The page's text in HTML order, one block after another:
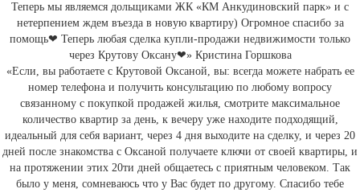
Теперь мы являемся дольщиками ЖК «КМ Анкудиновский парк» и с
нетерпением ждем въезда в новую квартиру) Огромное спасибо за
помощь❤ Теперь любая сделка купли-продажи недвижимости только
через Крутову Оксану❤» Кристина Горшкова
«Если, вы работаете с Крутовой Оксаной, вы: всегда можете набрать ее
номер телефона и получить консультацию по любому вопросу
связанному с покупкой продажей жилья, смотрите максимальное
количество квартир за день, к вечеру уже находите подходящий,
идеальный для себя вариант, через 4 дня выходите на сделку, и через 20
дней после знакомства с Оксаной получаете ключи от своей квартиры, и
на протяжении этих 20ти дней общаетесь с приятным человеком. Так
было у меня, сомневаюсь что у Вас будет по другому. Спасибо тебе